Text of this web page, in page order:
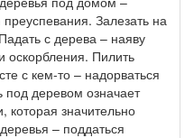
преуспевания. Залезать на
с дерева – наяву
оскорбления. Пилить
с кем-то – надорваться
под деревом означает
значительно
– поддаться